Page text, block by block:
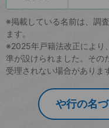
※掲載している名前は、調
ます。
※2025年戸籍法改正により
準が設けられました。その
受理されない場合がありま
や行の名